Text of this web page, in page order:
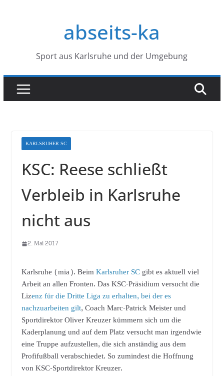
abseits-ka
Sport aus Karlsruhe und der Umgebung
KARLSRUHER SC
KSC: Reese schließt
Verbleib in Karlsruhe
nicht aus
2. Mai 2017
Karlsruhe (mia). BeimKarlsruher SCgibt es aktuell viel
Arbeit an allen Fronten. Das KSC-Präsidium versucht die
Lizenz für die Dritte Liga zu erhalten, bei der es
nachzuarbeiten gilt, Coach Marc-Patrick Meister und
Sportdirektor Oliver Kreuzer kümmern sich um die
Kaderplanung und auf dem Platz versucht man irgendwie
eine Truppe aufzustellen, die sich anständig aus dem
Profifußball verabschiedet. So zumindest die Hoffnung
von KSC-Sportdirektor Kreuzer.